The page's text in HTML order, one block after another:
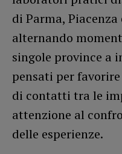
di Parma, Piacenza
alternando
singole province a
pensati per
di contatti tra le
attenzione al
delle esperienze.